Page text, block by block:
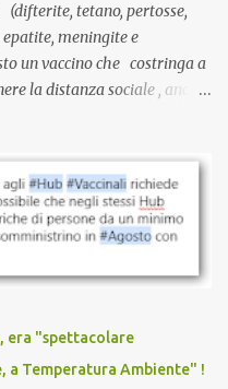
tetano, pertosse,
meningite e
un vaccino che costringa a
la distanza sociale , anche
parlare di ricompense,
mai visto
fatto. Se non sei stato
di farti sentire una
un vaccino che minacci le
di sussistenza, il lavoro o la
che permettesse a un
genitori. Dopo tutti i vaccini
era "spettacolare
a Temperatura Ambiente" !